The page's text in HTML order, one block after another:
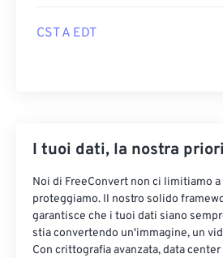
CST A EDT
I tuoi dati, la nostra
Noi di FreeConvert non ci limitiamo
proteggiamo. Il nostro solido
garantisce che i tuoi dati siano
stia convertendo un'immagine, un
Con crittografia avanzata, data